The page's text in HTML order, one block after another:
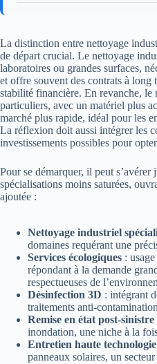
La distinction entre nettoyage
de départ crucial. Le nettoyage
laboratoires ou grandes surfaces,
et offre souvent des contrats à long
stabilité financière. En revanche, le
particuliers, avec un matériel plus
marché plus rapide, idéal pour les
La réflexion doit aussi intégrer les
investissements possibles pour
Pour se démarquer, il peut
spécialisations moins saturées,
ajoutée :
Nettoyage industriel
domaines requérant une
Services écologiques :
répondant à la demande
respectueuses de
Désinfection 3D : intégrant
traitements anti-
Remise en état post-sinistre
inondation, une niche à la
Entretien haute technologie
panneaux solaires, un